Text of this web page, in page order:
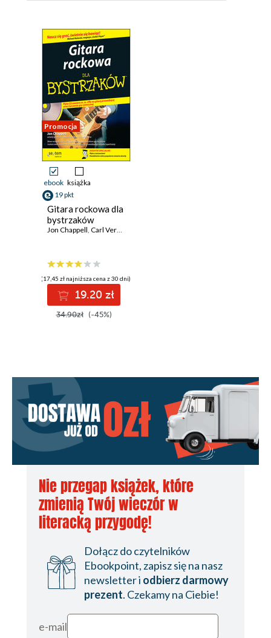
Promocja
ebook książka
19 pkt
Gitara rockowa dla
bystrzaków
Jon Chappell, Carl Verheyen
(17,45 zł najniższa cena z 30 dni)
19.20 zł
34.90zł (-45%)
Nie przegap książek, które
zmienią Twój wieczór w
literacką przygodę!
Dołącz do czytelników
Ebookpoint, zapisz się na nasz
newsletter i odbierz darmowy
prezent. Czekamy na Ciebie!
e-mail